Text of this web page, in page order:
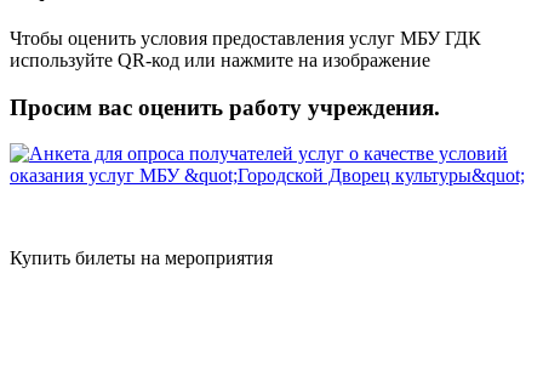
Чтобы оценить условия предоставления услуг МБУ ГДК
используйте QR-код или нажмите на изображение
Просим вас оценить работу учреждения.
Купить билеты на мероприятия